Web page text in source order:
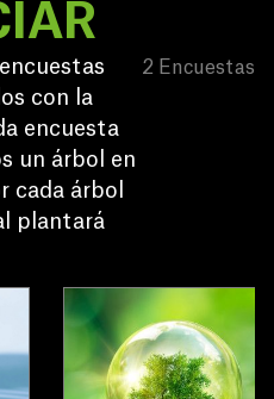
con la
encuesta
un árbol en
cada árbol
plantará
2 Encuestas